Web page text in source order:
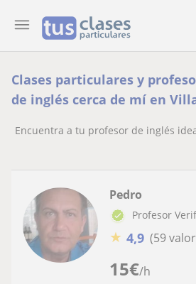
Clases particulares y
de inglés cerca de mí en
Encuentra a tu profesor de inglés
15€/h
Pedro
Profesor
★ 4,9 (59